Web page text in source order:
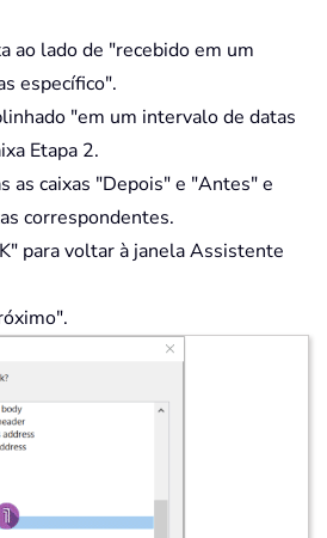
ao lado de "recebido em um
específico".
"em um intervalo de datas
Etapa 2.
as caixas "Depois" e "Antes" e
correspondentes.
para voltar à janela Assistente